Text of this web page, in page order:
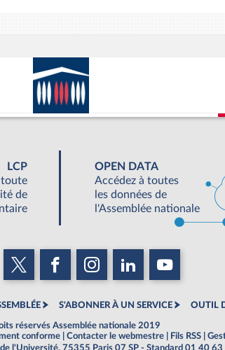
LCP
toute
de
OPEN DATA
Accédez à toutes
les données de
l'Assemblée nationale
S'ABONNER À UN SERVICE OUTIL
réservés Assemblée nationale 2019
conforme Contacter le webmestre Fils RSS
l'Université, 75355 Paris 07 SP - Standard 01 40